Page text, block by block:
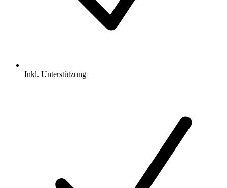
Inkl. Unterstützung